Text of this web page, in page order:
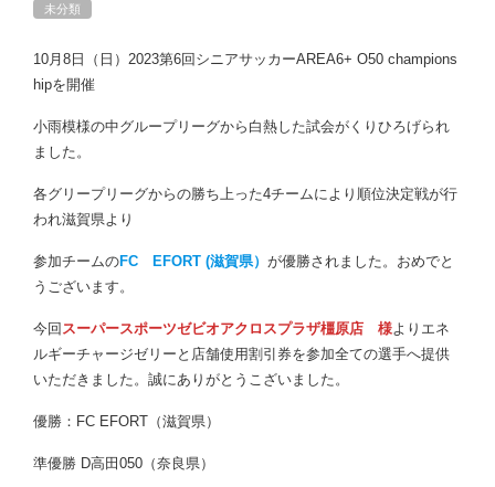
未分類
10月8日（日）2023第6回シニアサッカーAREA6+ O50 champions
hipを開催
小雨模様の中グループリーグから白熱した試会がくりひろげられ
ました。
各グリープリーグからの勝ち上った4チームにより順位決定戦が行
われ滋賀県より
参加チームのFC EFORT (滋賀県） が優勝されました。おめでと
うございます。
今回 スーパースポーツゼビオアクロスプラザ橿原店 様よりエネ
ルギーチャージゼリーと店舗使用割引券を参加全ての選手へ提供
いただきました。誠にありがとうこざいました。
優勝：FC EFORT（滋賀県）
準優勝 D高田050（奈良県）